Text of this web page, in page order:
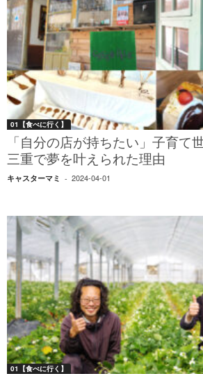
01【食べに行く】
「自分の店が持ちたい」子育て
三重で夢を叶えられた理由
キャスターマミ - 2024-04-01
01【食べに行く】